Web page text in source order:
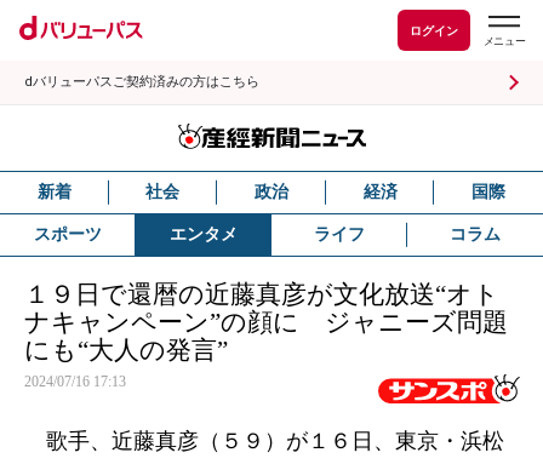
ログイン
dバリューパスご契約済みの方はこちら
新着 社会 政治 経済 国際
スポーツ エンタメ ライフ コラム
１９日で還暦の近藤真彦が文化放送“オト
ナキャンペーン”の顔に ジャニーズ問題
にも“大人の発言”
2024/07/16 17:13
歌手、近藤真彦（５９）が１６日、東京・浜松